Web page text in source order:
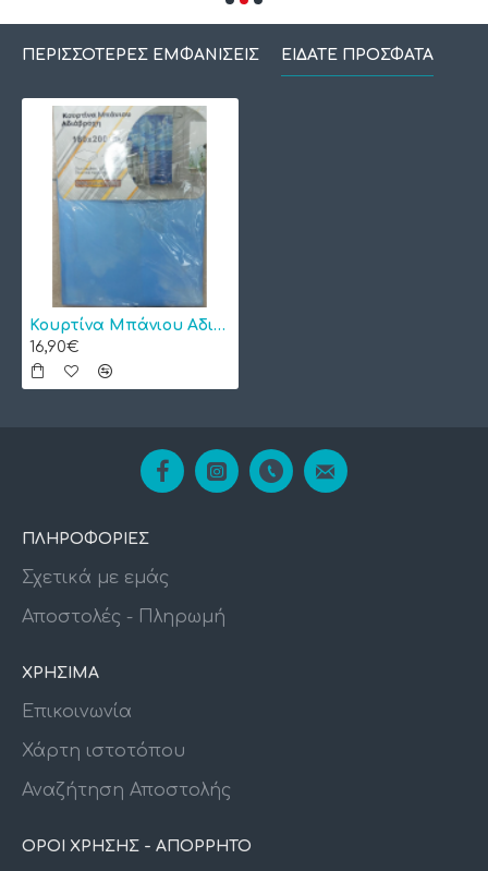
ΠΕΡΙΣΣΌΤΕΡΕΣ ΕΜΦΑΝΊΣΕΙΣ ΕΊΔΑΤΕ ΠΡΌΣΦΑΤΑ
Κουρτίνα Μπάνιου Αδιάβροχη Πολυεστερική Μπλε 180 Χ 200 cm
16,90€
ΠΛΗΡΟΦΟΡΙΕΣ
Σχετικά με εμάς
Αποστολές - Πληρωμή
ΧΡΗΣΙΜΑ
Επικοινωνία
Χάρτη ιστοτόπου
Αναζήτηση Αποστολής
ΟΡΟΙ ΧΡΗΣΗΣ - ΑΠΟΡΡΗΤΟ